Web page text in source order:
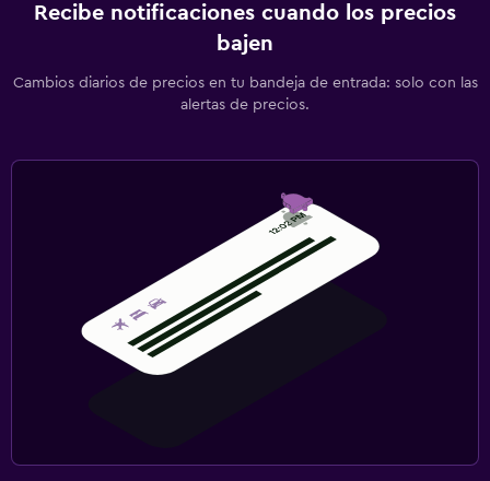
Recibe notificaciones cuando los precios
bajen
Cambios diarios de precios en tu bandeja de entrada: solo con las
alertas de precios.